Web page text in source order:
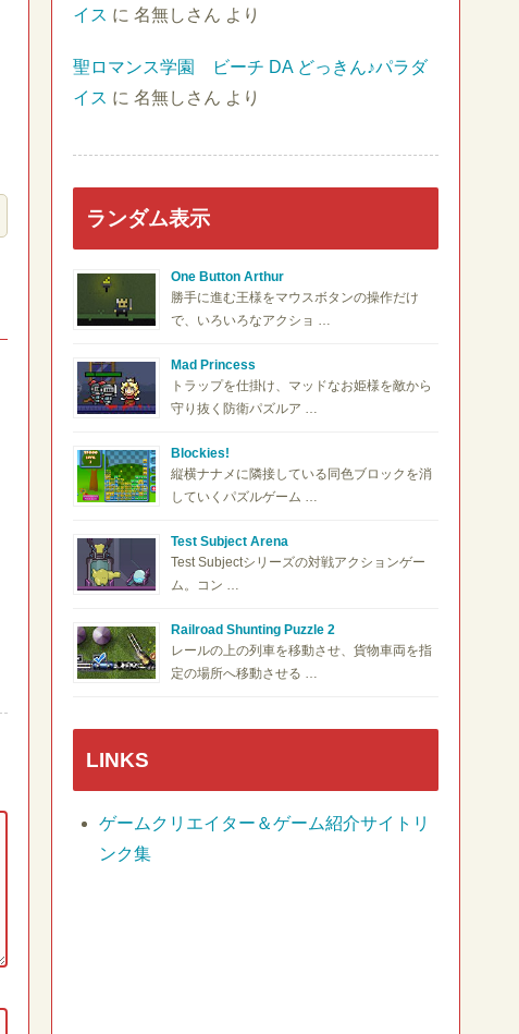
イス に 名無しさん より
聖ロマンス学園 ビーチ DA どっきん♪パラダ
イス に 名無しさん より
ランダム表示
One Button Arthur
勝手に進む王様をマウスボタンの操作だけ
で、いろいろなアクショ …
Mad Princess
トラップを仕掛け、マッドなお姫様を敵から
守り抜く防衛パズルア …
Blockies!
縦横ナナメに隣接している同色ブロックを消
していくパズルゲーム …
Test Subject Arena
Test Subjectシリーズの対戦アクションゲー
ム。コン …
Railroad Shunting Puzzle 2
レールの上の列車を移動させ、貨物車両を指
定の場所へ移動させる …
LINKS
ゲームクリエイター＆ゲーム紹介サイトリ
ンク集